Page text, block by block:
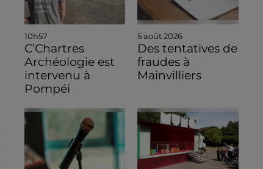
10h57
C’Chartres
Archéologie est
intervenu à
Pompéi
5 août 2026
Des tentatives de
fraudes à
Mainvilliers